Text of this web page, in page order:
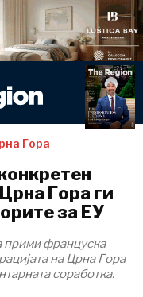
Гора
Гора ги
за ЕУ
прими француска
на Црна Гора
соработка.